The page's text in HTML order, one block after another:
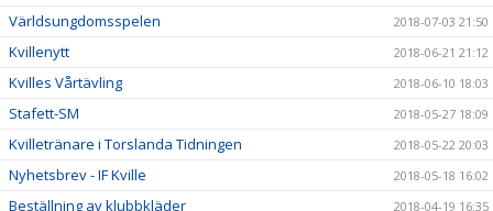
Världsungdomsspelen 2018-07-03 21:50
Kvillenytt 2018-06-21 21:12
Kvilles Vårtävling 2018-06-10 18:03
Stafett-SM 2018-05-27 18:09
Kvilletränare i Torslanda Tidningen 2018-05-22 20:03
Nyhetsbrev - IF Kville 2018-05-18 16:02
Beställning av klubbkläder 2018-04-19 16:35